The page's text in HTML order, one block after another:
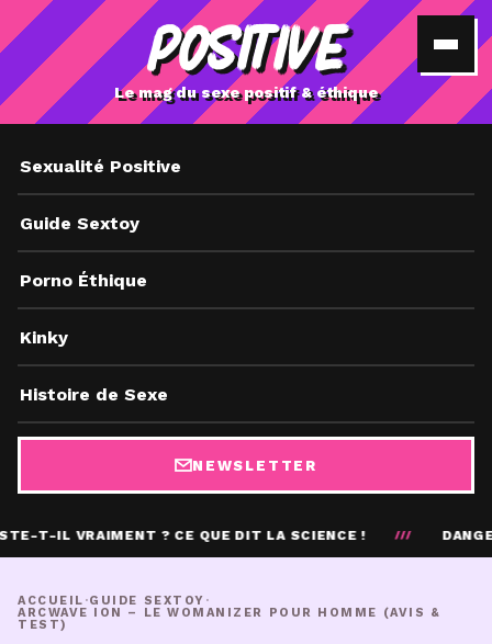
POSITIVE
Le mag du sexe positif & éthique
Sexualité Positive
Guide Sextoy
Porno Éthique
Kinky
Histoire de Sexe
NEWSLETTER
QUE DIT LA SCIENCE ! /// DANGER PORNOGRAPHIE :
ACCUEIL ·GUIDE SEXTOY ·
ARCWAVE ION – LE WOMANIZER POUR HOMME (AVIS &
TEST)